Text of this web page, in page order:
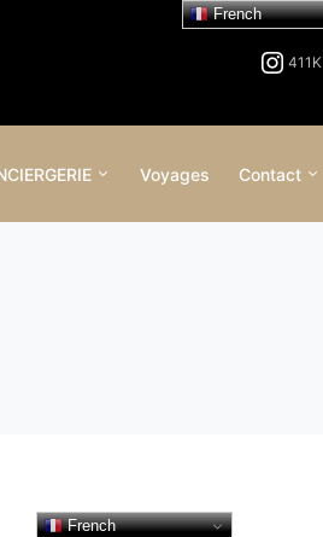
411K
Voyages Contact
French
French